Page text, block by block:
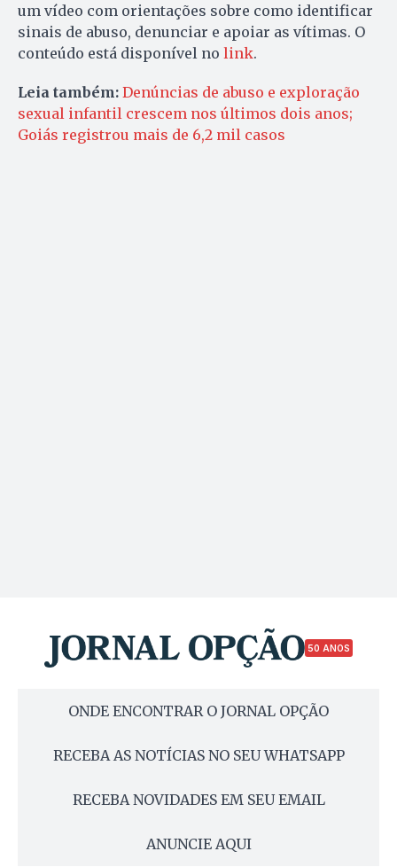
um vídeo com orientações sobre como identificar
sinais de abuso, denunciar e apoiar as vítimas. O
conteúdo está disponível no link.
Leia também: Denúncias de abuso e exploração
sexual infantil crescem nos últimos dois anos;
Goiás registrou mais de 6,2 mil casos
50 ANOS
ONDE ENCONTRAR O JORNAL OPÇÃO
RECEBA AS NOTÍCIAS NO SEU WHATSAPP
RECEBA NOVIDADES EM SEU EMAIL
ANUNCIE AQUI